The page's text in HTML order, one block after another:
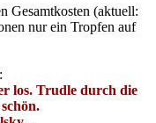
Gesamtkosten (aktuell:
nur ein Tropfen auf
los. Trudle durch die